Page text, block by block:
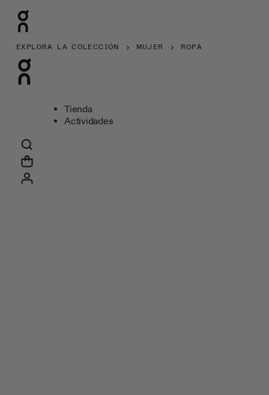
EXPLORA LA COLECCIÓN MUJER ROPA
Tienda
Actividades